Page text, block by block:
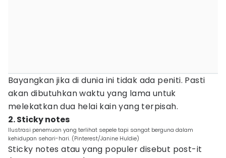
Bayangkan jika di dunia ini tidak ada peniti. Pasti
akan dibutuhkan waktu yang lama untuk
melekatkan dua helai kain yang terpisah.
2. Sticky notes
Ilustrasi penemuan yang terlihat sepele tapi sangat berguna dalam
kehidupan sehari-hari. (Pinterest/Janine Huldie)
Sticky notes atau yang populer disebut post-it